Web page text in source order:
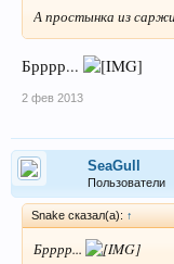
А простынка из
Брррр...
2 фев 2013
SeaGull
Пользователи
Snake сказал(а): ↑
Брррр...